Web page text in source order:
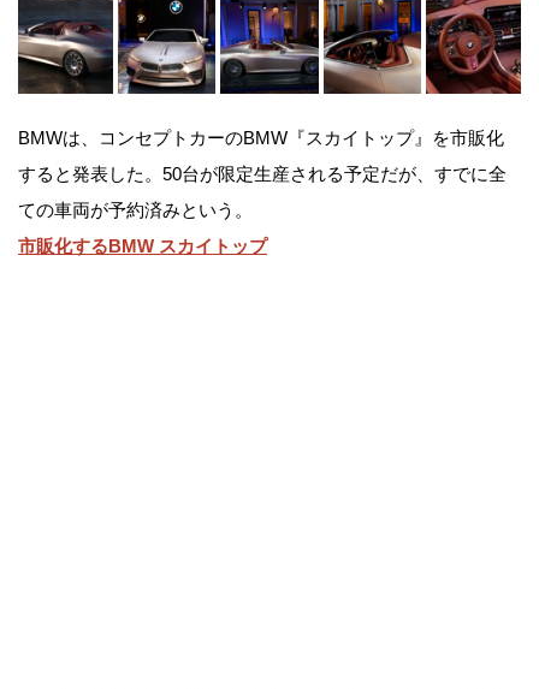
BMWは、コンセプトカーのBMW『スカイトップ』を市販化
すると発表した。50台が限定生産される予定だが、すでに全
ての車両が予約済みという。
市販化するBMW スカイトップ